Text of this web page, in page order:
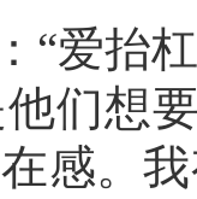
“爱抬
们想
感。